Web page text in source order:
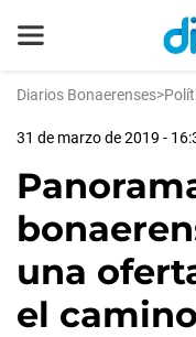
Diarios Bonaerenses>
31 de marzo de 2019 -
una
el camino